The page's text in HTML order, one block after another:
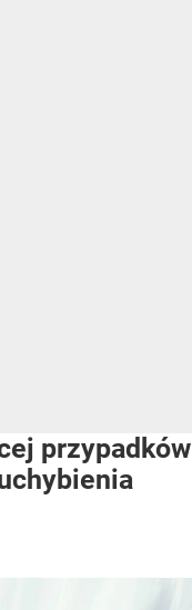
przypadków